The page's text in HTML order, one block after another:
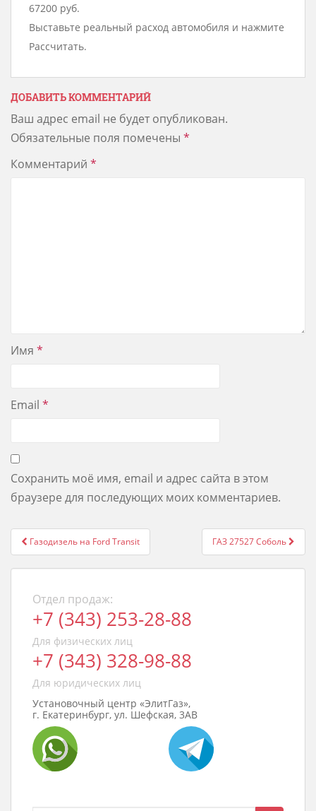
67200 руб.
Выставьте реальный расход автомобиля и нажмите
Рассчитать.
ДОБАВИТЬ КОММЕНТАРИЙ
Ваш адрес email не будет опубликован.
Обязательные поля помечены *
Комментарий *
Имя *
Email *
Сохранить моё имя, email и адрес сайта в этом
браузере для последующих моих комментариев.
Post
navigation
Газодизель на Ford Transit ГАЗ 27527 Соболь
Отдел продаж:
+7 (343) 253-28-88
Для физических лиц
+7 (343) 328-98-88
Для юридических лиц
Установочный центр «ЭлитГаз»,
г. Екатеринбург, ул. Шефская, 3АВ